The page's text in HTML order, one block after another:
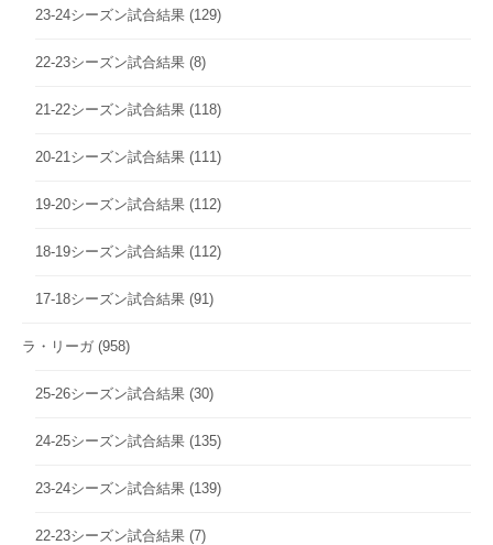
23-24シーズン試合結果 (129)
22-23シーズン試合結果 (8)
21-22シーズン試合結果 (118)
20-21シーズン試合結果 (111)
19-20シーズン試合結果 (112)
18-19シーズン試合結果 (112)
17-18シーズン試合結果 (91)
ラ・リーガ (958)
25-26シーズン試合結果 (30)
24-25シーズン試合結果 (135)
23-24シーズン試合結果 (139)
22-23シーズン試合結果 (7)